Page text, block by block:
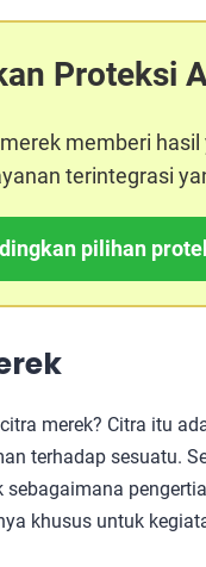
Proteksi
memberi
terintegrasi
pilihan
merek? Citra itu
terhadap sesuatu.
sebagaimana
khusus untuk